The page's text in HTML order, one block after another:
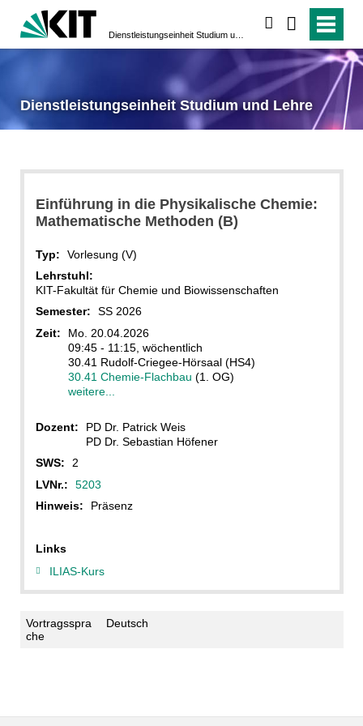
Dienstleistungseinheit Studium und Lehre
Einführung in die Physikalische Chemie:
Mathematische Methoden (B)
Typ:
Vorlesung (V)
Lehrstuhl:
KIT-Fakultät für Chemie und Biowissenschaften
Semester:
SS 2026
Zeit:
Mo. 20.04.2026
09:45 - 11:15, wöchentlich
30.41 Rudolf-Criegee-Hörsaal (HS4)
30.41 Chemie-Flachbau (1. OG)
weitere...
Dozent:
PD Dr. Patrick Weis
PD Dr. Sebastian Höfener
SWS:
2
LVNr.:
5203
Hinweis:
Präsenz
Links
ILIAS-Kurs
Vortragsspra
che
Deutsch